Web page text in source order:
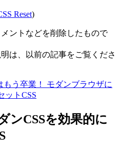
Reset)
ントなどを削除したもので
は、以前の記事をご覧くださ
もう卒業！ モダンブラウザに
ットCSS
ンCSSを効果的に